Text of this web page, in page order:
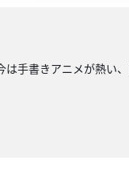
手書きアニメが熱い